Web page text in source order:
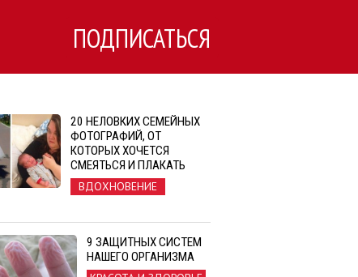
ПОДПИСАТЬСЯ
20 НЕЛОВКИХ СЕМЕЙНЫХ
ФОТОГРАФИЙ, ОТ
КОТОРЫХ ХОЧЕТСЯ
СМЕЯТЬСЯ И ПЛАКАТЬ
ВДОХНОВЕНИЕ
9 ЗАЩИТНЫХ СИСТЕМ
НАШЕГО ОРГАНИЗМА